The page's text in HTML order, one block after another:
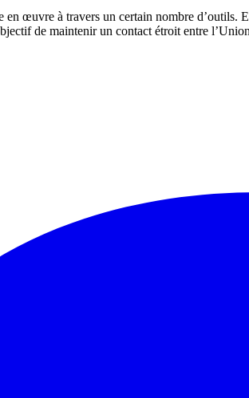
œuvre à travers un certain nombre d’outils.
de maintenir un contact étroit entre